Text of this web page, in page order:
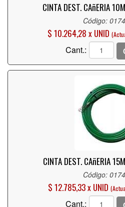
CINTA DEST. CAñERIA
Código:
$ 10.264,28 x UNID
Cant.:
CINTA DEST. CAñERIA
Código:
$ 12.785,33 x UNID
Cant.: